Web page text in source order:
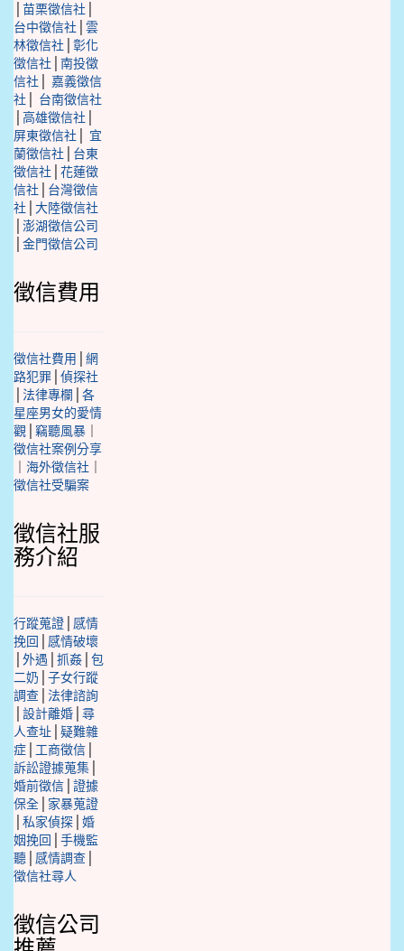
苗栗徵信社
台中徵信社
雲
林徵信社
彰化
徵信社
南投徵
信社
嘉義徵信
社
台南徵信社
高雄徵信社
屏東徵信社
宜
蘭徵信社
台東
徵信社
花蓮徵
信社
台灣徵信
社
大陸徵信社
澎湖徵信公司
金門徵信公司
徵信費用
徵信社費用
網
路犯罪
偵探社
法律專欄
各
星座男女的愛情
觀
竊聽風暴
徵信社案例分享
海外徵信社
徵信社受騙案
徵信社服
務介紹
行蹤蒐證
感情
挽回
感情破壞
外遇 抓姦
包
二奶
子女行蹤
調查
法律諮詢
設計離婚
尋
人查址
疑難雜
症
工商徵信
訴訟證據蒐集
婚前徵信
證據
保全
家暴蒐證
私家偵探
婚
姻挽回
手機監
聽
感情調查
徵信社尋人
徵信公司